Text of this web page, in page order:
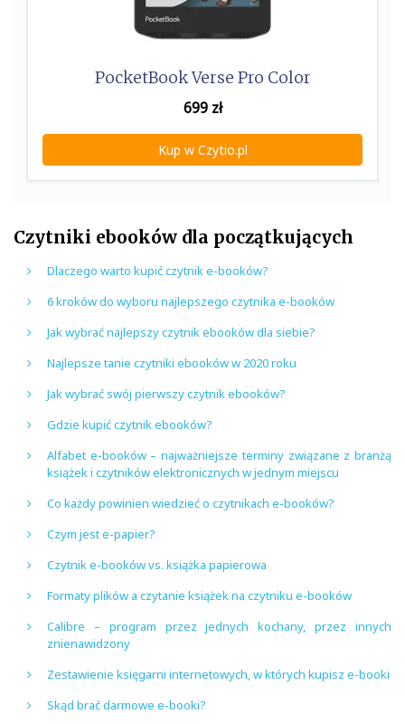
PocketBook Verse Pro Color
699zł
Kup w Czytio.pl
Czytniki ebooków dla początkujących
Dlaczego warto kupić czytnik e-booków?
6 kroków do wyboru najlepszego czytnika e-booków
Jak wybrać najlepszy czytnik ebooków dla siebie?
Najlepsze tanie czytniki ebooków w 2020 roku
Jak wybrać swój pierwszy czytnik ebooków?
Gdzie kupić czytnik ebooków?
Alfabet e-booków – najważniejsze terminy związane z branżą
książek i czytników elektronicznych w jednym miejscu
Co każdy powinien wiedzieć o czytnikach e-booków?
Czym jest e-papier?
Czytnik e-booków vs. książka papierowa
Formaty plików a czytanie książek na czytniku e-booków
Calibre – program przez jednych kochany, przez innych
znienawidzony
Zestawienie księgarni internetowych, w których kupisz e-booki
Skąd brać darmowe e-booki?